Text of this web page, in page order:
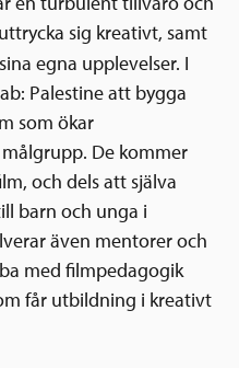
sig kreativt, samt
egna upplevelser. I
Palestine att bygga
som ökar
De kommer
och dels att själva
barn och unga i
även mentorer och
med filmpedagogik
får utbildning i kreativt